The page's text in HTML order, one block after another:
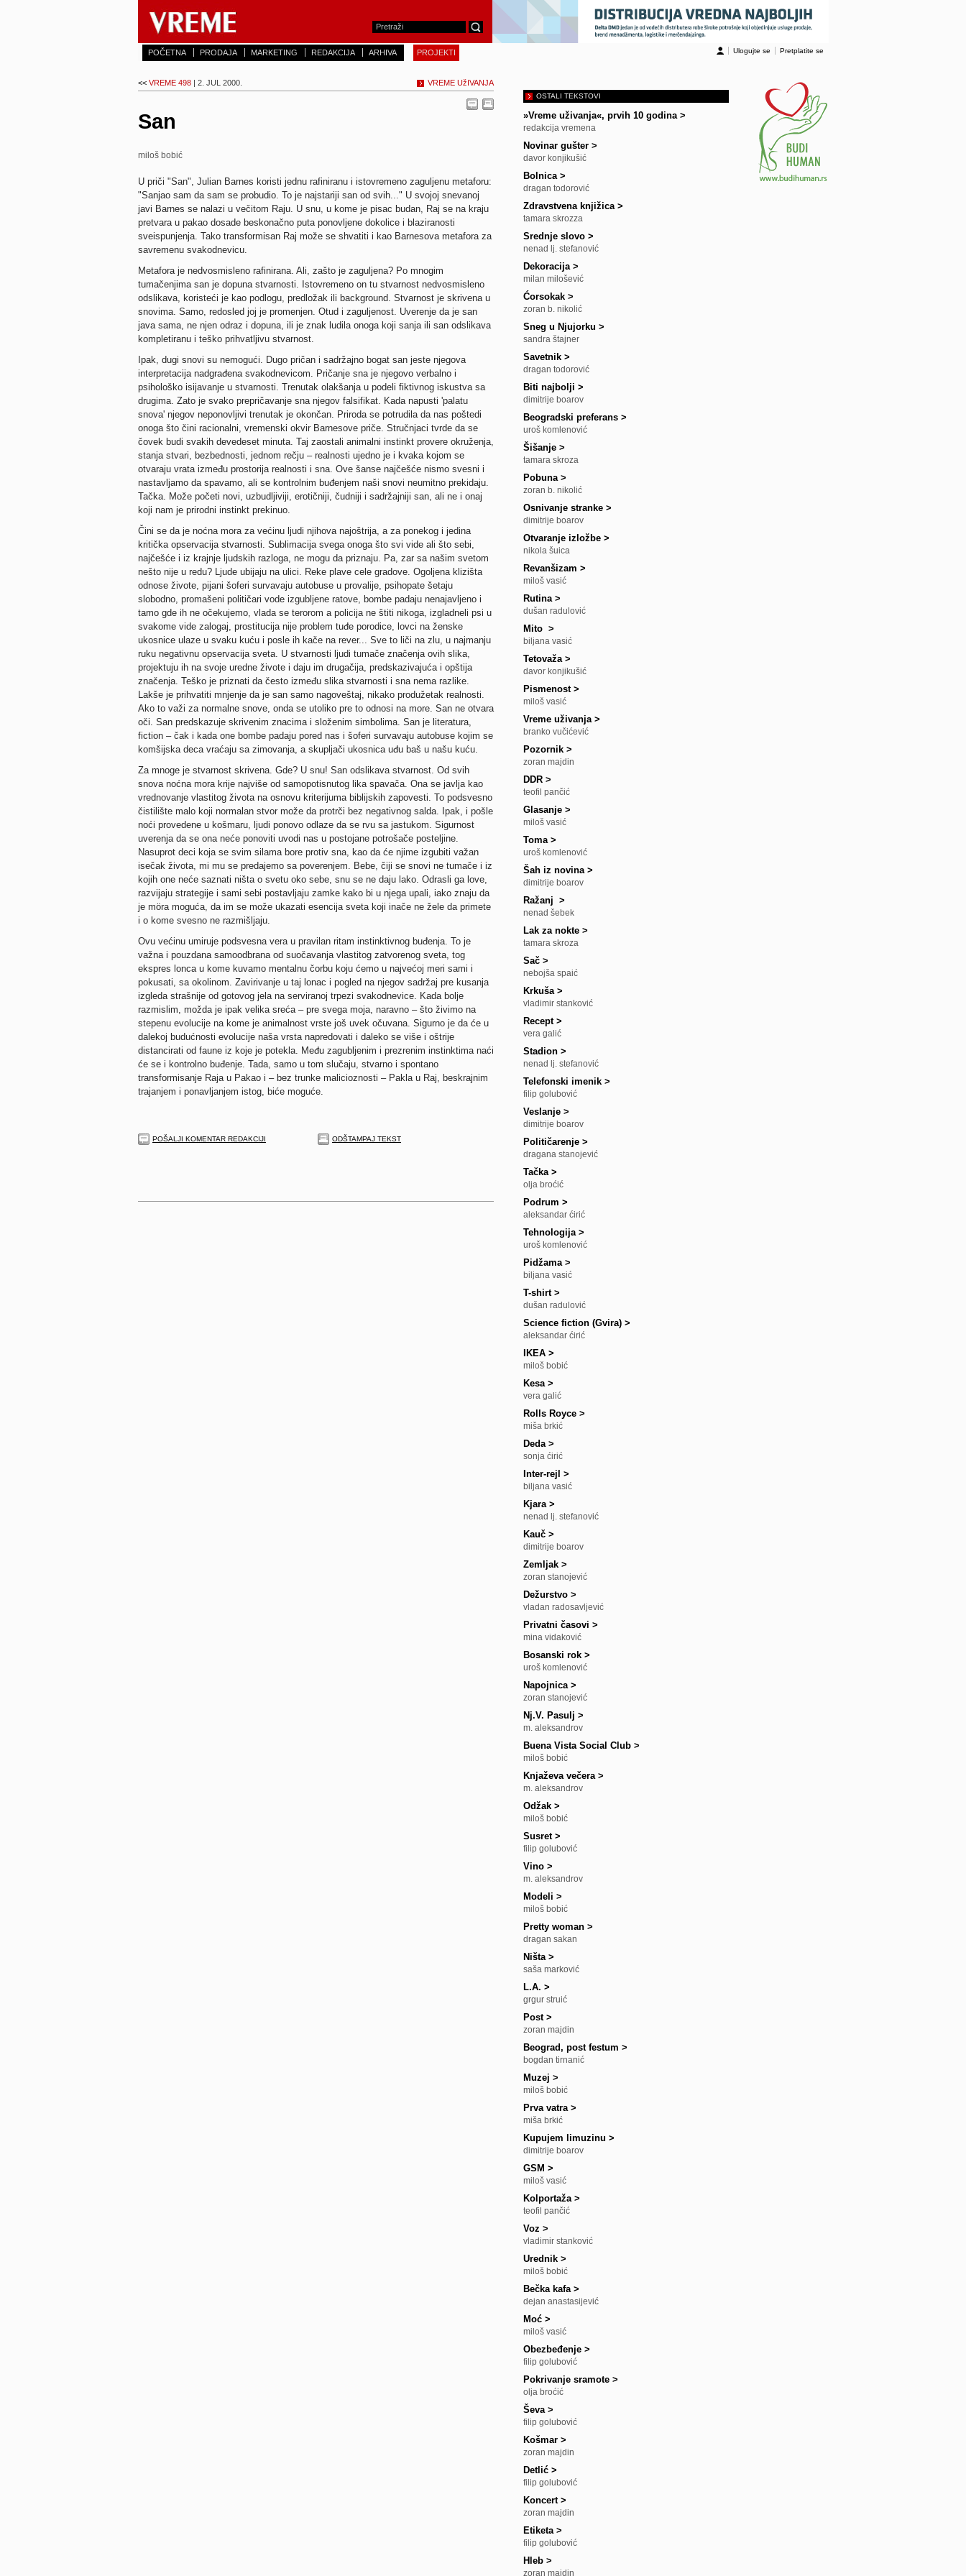
POČETNA PRODAJA MARKETING REDAKCIJA ARHIVA PROJEKTI Ulogujte se Pretplatite se
<< VREME 498 | 2. JUL 2000. VREME UžIVANJA
San
miloš bobić
U priči "San", Julian Barnes koristi jednu rafiniranu i istovremeno zaguljenu metaforu:
"Sanjao sam da sam se probudio. To je najstariji san od svih..." U svojoj snevanoj
javi Barnes se nalazi u večitom Raju. U snu, u kome je pisac budan, Raj se na kraju
pretvara u pakao dosade beskonačno puta ponovljene dokolice i blaziranosti
sveispunjenja. Tako transformisan Raj može se shvatiti i kao Barnesova metafora za
savremenu svakodnevicu.
Metafora je nedvosmisleno rafinirana. Ali, zašto je zaguljena? Po mnogim
tumačenjima san je dopuna stvarnosti. Istovremeno on tu stvarnost nedvosmisleno
odslikava, koristeći je kao podlogu, predložak ili background. Stvarnost je skrivena u
snovima. Samo, redosled joj je promenjen. Otud i zaguljenost. Uverenje da je san
java sama, ne njen odraz i dopuna, ili je znak ludila onoga koji sanja ili san odslikava
kompletiranu i teško prihvatljivu stvarnost.
Ipak, dugi snovi su nemogući. Dugo pričan i sadržajno bogat san jeste njegova
interpretacija nadgrađena svakodnevicom. Pričanje sna je njegovo verbalno i
psihološko isijavanje u stvarnosti. Trenutak olakšanja u podeli fiktivnog iskustva sa
drugima. Zato je svako prepričavanje sna njegov falsifikat. Kada napusti 'palatu
snova' njegov neponovljivi trenutak je okončan. Priroda se potrudila da nas poštedi
onoga što čini racionalni, vremenski okvir Barnesove priče. Stručnjaci tvrde da se
čovek budi svakih devedeset minuta. Taj zaostali animalni instinkt provere okruženja,
stanja stvari, bezbednosti, jednom rečju – realnosti ujedno je i kvaka kojom se
otvaraju vrata između prostorija realnosti i sna. Ove šanse najčešće nismo svesni i
nastavljamo da spavamo, ali se kontrolnim buđenjem naši snovi neumitno prekidaju.
Tačka. Može početi novi, uzbudljiviji, erotičniji, čudniji i sadržajniji san, ali ne i onaj
koji nam je prirodni instinkt prekinuo.
Čini se da je noćna mora za većinu ljudi njihova najoštrija, a za ponekog i jedina
kritička opservacija stvarnosti. Sublimacija svega onoga što svi vide ali što sebi,
najčešće i iz krajnje ljudskih razloga, ne mogu da priznaju. Pa, zar sa našim svetom
nešto nije u redu? Ljude ubijaju na ulici. Reke plave cele gradove. Ogoljena klizišta
odnose živote, pijani šoferi survavaju autobuse u provalije, psihopate šetaju
slobodno, promašeni političari vode izgubljene ratove, bombe padaju nenajavljeno i
tamo gde ih ne očekujemo, vlada se terorom a policija ne štiti nikoga, izgladneli psi u
svakome vide zalogaj, prostitucija nije problem tuđe porodice, lovci na ženske
ukosnice ulaze u svaku kuću i posle ih kače na rever... Sve to liči na zlu, u najmanju
ruku negativnu opservacija sveta. U stvarnosti ljudi tumače značenja ovih slika,
projektuju ih na svoje uredne živote i daju im drugačija, predskazivajuća i opštija
značenja. Teško je priznati da često između slika stvarnosti i sna nema razlike.
Lakše je prihvatiti mnjenje da je san samo nagoveštaj, nikako produžetak realnosti.
Ako to važi za normalne snove, onda se utoliko pre to odnosi na more. San ne otvara
oči. San predskazuje skrivenim znacima i složenim simbolima. San je literatura,
fiction – čak i kada one bombe padaju pored nas i šoferi survavaju autobuse kojim se
komšijska deca vraćaju sa zimovanja, a skupljači ukosnica uđu baš u našu kuću.
Za mnoge je stvarnost skrivena. Gde? U snu! San odslikava stvarnost. Od svih
snova noćna mora krije najviše od samopotisnutog lika spavača. Ona se javlja kao
vrednovanje vlastitog života na osnovu kriterijuma biblijskih zapovesti. To podsvesno
čistilište malo koji normalan stvor može da protrči bez negativnog salda. Ipak, i pošle
noći provedene u košmaru, ljudi ponovo odlaze da se rvu sa jastukom. Sigurnost
uverenja da se ona neće ponoviti uvodi nas u postojane potrošače posteljine.
Nasuprot deci koja se svim silama bore protiv sna, kao da će njime izgubiti važan
isečak života, mi mu se predajemo sa poverenjem. Bebe, čiji se snovi ne tumače i iz
kojih one neće saznati ništa o svetu oko sebe, snu se ne daju lako. Odrasli ga love,
razvijaju strategije i sami sebi postavljaju zamke kako bi u njega upali, iako znaju da
je möra moguća, da im se može ukazati esencija sveta koji inače ne žele da primete
i o kome svesno ne razmišljaju.
Ovu većinu umiruje podsvesna vera u pravilan ritam instinktivnog buđenja. To je
važna i pouzdana samoodbrana od suočavanja vlastitog zatvorenog sveta, tog
ekspres lonca u kome kuvamo mentalnu čorbu koju ćemo u najvećoj meri sami i
pokusati, sa okolinom. Zavirivanje u taj lonac i pogled na njegov sadržaj pre kusanja
izgleda strašnije od gotovog jela na serviranoj trpezi svakodnevice. Kada bolje
razmislim, možda je ipak velika sreća – pre svega moja, naravno – što živimo na
stepenu evolucije na kome je animalnost vrste još uvek očuvana. Sigurno je da će u
dalekoj budućnosti evolucije naša vrsta napredovati i daleko se više i oštrije
distancirati od faune iz koje je potekla. Među zagubljenim i prezrenim instinktima naći
će se i kontrolno buđenje. Tada, samo u tom slučaju, stvarno i spontano
transformisanje Raja u Pakao i – bez trunke malicioznosti – Pakla u Raj, beskrajnim
trajanjem i ponavljanjem istog, biće moguće.
POŠALJI KOMENTAR REDAKCIJI ODŠTAMPAJ TEKST
OSTALI TEKSTOVI
»Vreme uživanja«, prvih 10 godina>
redakcija vremena
Novinar gušter >
davor konjikušić
Bolnica>
dragan todorović
Zdravstvena knjižica>
tamara skrozza
Srednje slovo >
nenad lj. stefanović
Dekoracija>
milan milošević
Ćorsokak >
zoran b. nikolić
Sneg u Njujorku >
sandra štajner
Savetnik >
dragan todorović
Biti najbolji >
dimitrije boarov
Beogradski preferans >
uroš komlenović
Šišanje >
tamara skroza
Pobuna>
zoran b. nikolić
Osnivanje stranke >
dimitrije boarov
Otvaranje izložbe >
nikola šuica
Revanšizam >
miloš vasić
Rutina>
dušan radulović
Mito >
biljana vasić
Tetovaža>
davor konjikušić
Pismenost>
miloš vasić
Vreme uživanja>
branko vučićević
Pozornik >
zoran majdin
DDR >
teofil pančić
Glasanje >
miloš vasić
Toma>
uroš komlenović
Šah iz novina>
dimitrije boarov
Ražanj >
nenad šebek
Lak za nokte >
tamara skroza
Sač >
nebojša spaić
Krkuša>
vladimir stanković
Recept>
vera galić
Stadion >
nenad lj. stefanović
Telefonski imenik >
filip golubović
Veslanje >
dimitrije boarov
Političarenje >
dragana stanojević
Tačka>
olja broćić
Podrum >
aleksandar ćirić
Tehnologija>
uroš komlenović
Pidžama>
biljana vasić
T-shirt>
dušan radulović
Science fiction (Gvira) >
aleksandar ćirić
IKEA >
miloš bobić
Kesa>
vera galić
Rolls Royce >
miša brkić
Deda>
sonja ćirić
Inter-rejl >
biljana vasić
Kjara>
nenad lj. stefanović
Kauč >
dimitrije boarov
Zemljak >
zoran stanojević
Dežurstvo >
vladan radosavljević
Privatni časovi >
mina vidaković
Bosanski rok >
uroš komlenović
Napojnica>
zoran stanojević
Nj.V. Pasulj >
m. aleksandrov
Buena Vista Social Club >
miloš bobić
Knjaževa večera>
m. aleksandrov
Odžak >
miloš bobić
Susret>
filip golubović
Vino >
m. aleksandrov
Modeli >
miloš bobić
Pretty woman >
dragan sakan
Ništa>
saša marković
L.A. >
grgur struić
Post>
zoran majdin
Beograd, post festum >
bogdan tirnanić
Muzej >
miloš bobić
Prva vatra>
miša brkić
Kupujem limuzinu >
dimitrije boarov
GSM >
miloš vasić
Kolportaža>
teofil pančić
Voz >
vladimir stanković
Urednik >
miloš bobić
Bečka kafa>
dejan anastasijević
Moć >
miloš vasić
Obezbeđenje >
filip golubović
Pokrivanje sramote >
olja broćić
Ševa>
filip golubović
Košmar >
zoran majdin
Detlić >
filip golubović
Koncert>
zoran majdin
Etiketa>
filip golubović
Hleb >
zoran majdin